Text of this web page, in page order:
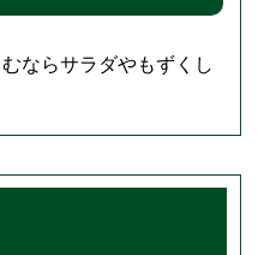
ならサラダやもずくし